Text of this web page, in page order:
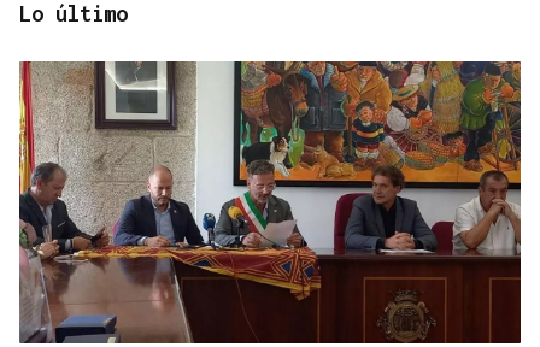
HELICOPTERO MEDICALIZADO
Un motorista en estado grave tras una colisión en
Velle
Lo último